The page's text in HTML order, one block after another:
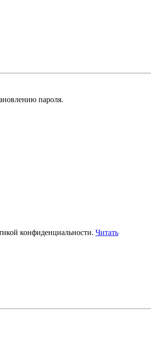
пароля.
конфиденциальности. Читать